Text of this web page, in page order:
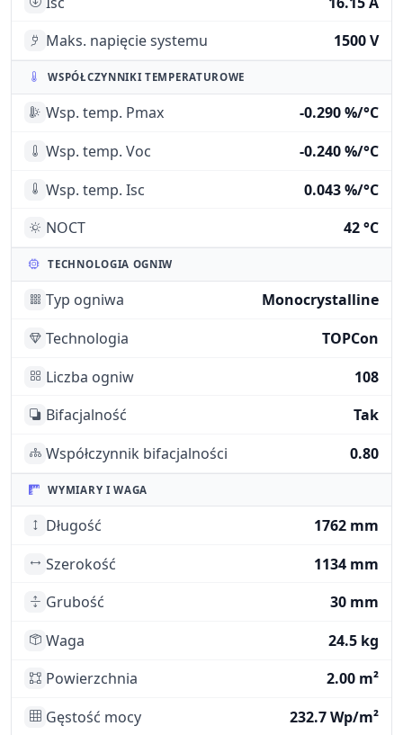
Maks. napięcie systemu
1500 V
WSPÓŁCZYNNIKI TEMPERATUROWE
Wsp. temp. Pmax
-0.290 %/°C
Wsp. temp. Voc
-0.240 %/°C
Wsp. temp. Isc
0.043 %/°C
NOCT
42 °C
TECHNOLOGIA OGNIW
Typ ogniwa
Monocrystalline
Technologia
TOPCon
Liczba ogniw
108
Bifacjalność
Tak
Współczynnik bifacjalności
0.80
WYMIARY I WAGA
Długość
1762 mm
Szerokość
1134 mm
Grubość
30 mm
Waga
24.5 kg
Powierzchnia
2.00 m²
Gęstość mocy
232.7 Wp/m²